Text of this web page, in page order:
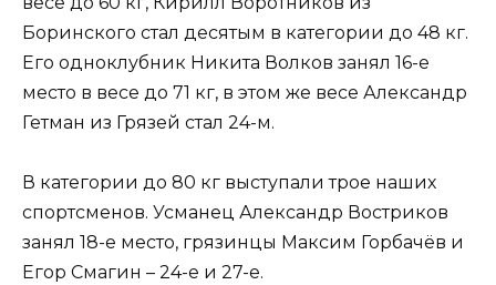
Боринского стал десятым в категории до 48 кг.
Его одноклубник Никита Волков занял 16-е
место в весе до 71 кг, в этом же весе Александр
Гетман из Грязей стал 24-м.
В категории до 80 кг выступали трое наших
спортсменов. Усманец Александр Востриков
занял 18-е место, грязинцы Максим Горбачёв и
Егор Смагин – 24-е и 27-е.